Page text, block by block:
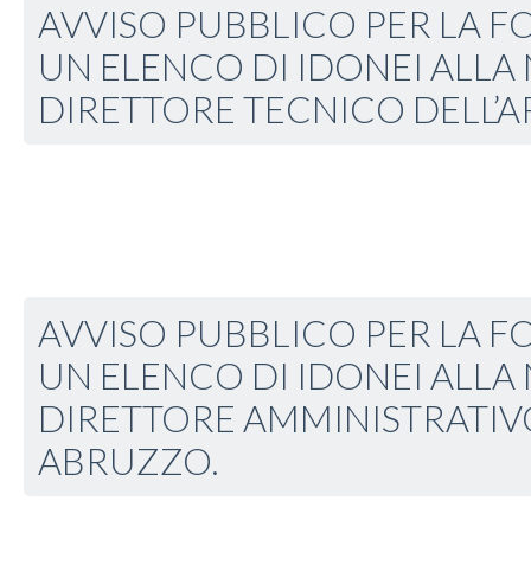
AVVISO PUBBLICO PER LA
UN ELENCO DI IDONEI
DIRETTORE TECNICO
AVVISO PUBBLICO PER LA
UN ELENCO DI IDONEI
DIRETTORE
ABRUZZO.